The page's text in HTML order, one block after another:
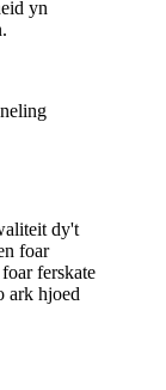
yn
dy't
foar
ferskate
ark hjoed